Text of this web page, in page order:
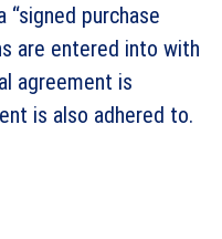
purchase
are entered into with
agreement is
is also adhered to.